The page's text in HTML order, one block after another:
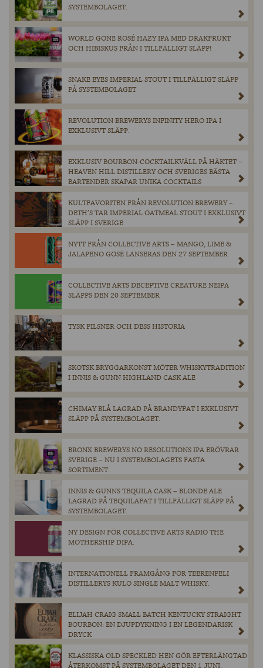
SYSTEMBOLAGET.
WORLD GONE ROSÉ HAZY IPA MED DRAKFRUKT
OCH HIBISKUS FRÅN I TILLFÄLLIGT SLÄPP!
SNAKE EYES IMPERIAL STOUT I TILLFÄLLIGT SLÄPP
PÅ SYSTEMBOLAGET
REVOLUTION BREWERYS INFINITY HERO IPA I
EXKLUSIVT SLÄPP.
EXKLUSIV BOURBON-COCKTAILKVÄLL PÅ HÄKTET –
HEAVEN HILL DISTILLERY OCH SVERIGES BÄSTA
BARTENDER SKAPAR UNIKA COCKTAILS
KULTFAVORITEN FRÅN REVOLUTION BREWERY –
DETH’S TAR IMPERIAL OATMEAL STOUT I EXKLUSIVT
SLÄPP I SVERIGE
NYTT FRÅN COLLECTIVE ARTS – MANGO, LIME &
JALAPENO GOSE LANSERAS DEN 27 SEPTEMBER
COLLECTIVE ARTS DECEPTIVE CREATURE NEIPA
SLÄPPS DEN 20 SEPTEMBER
TYSK PILSNER OCH DESS HISTORIA
SKOTSK BRYGGARKONST MÖTER WHISKYTRADITION
I INNIS & GUNN HIGHLAND CASK ALE
CHIMAY BLÅ LAGRAD PÅ BRANDYFAT I EXKLUSIVT
SLÄPP PÅ SYSTEMBOLAGET.
BRONX BREWERYS NO RESOLUTIONS IPA ERÖVRAR
SVERIGE – NU I SYSTEMBOLAGETS FASTA
SORTIMENT.
INNIS & GUNNS TEQUILA CASK – BLONDE ALE
LAGRAD PÅ TEQUILAFAT I TILLFÄLLIGT SLÄPP PÅ
SYSTEMBOLAGET.
NY DESIGN FÖR COLLECTIVE ARTS RADIO THE
MOTHERSHIP DIPA.
INTERNATIONELL FRAMGÅNG FÖR TEERENPELI
DISTILLERYS KULO SINGLE MALT WHISKY.
ELIJAH CRAIG SMALL BATCH KENTUCKY STRAIGHT
BOURBON: EN DJUPDYKNING I EN LEGENDARISK
DRYCK
KLASSISKA OLD SPECKLED HEN GÖR EFTERLÄNGTAD
ÅTERKOMST PÅ SYSTEMBOLAGET DEN 1 JUNI.